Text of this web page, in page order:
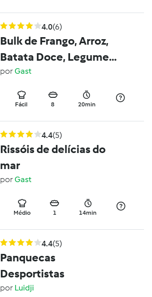
4.0(6)
Bulk de Frango, Arroz,
Batata Doce, Legumes
e Ovos Cozidos
porGast
Fácil 8 20min
4.4(5)
Rissóis de delícias do
mar
porGast
Médio 1 14min
4.4(5)
Panquecas
Desportistas
por Luidji